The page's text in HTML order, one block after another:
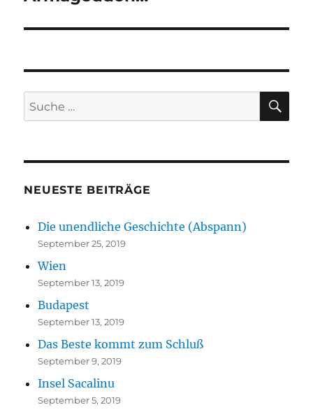
Suche
nach:
NEUESTE BEITRÄGE
Die unendliche Geschichte (Abspann)
September 25, 2019
Wien
September 13, 2019
Budapest
September 13, 2019
Das Beste kommt zum Schluß
September 9, 2019
Insel Sacalinu
September 5, 2019